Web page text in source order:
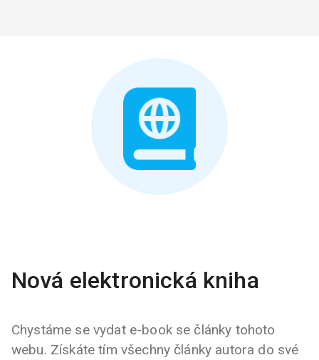
Nová elektronická kniha
Chystáme se vydat e-book se články tohoto
webu. Získáte tím všechny články autora do své